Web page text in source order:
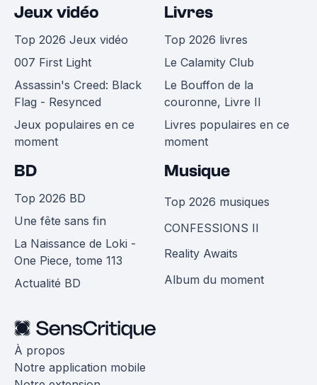
Jeux vidéo
Top 2026 Jeux vidéo
007 First Light
Assassin's Creed: Black
Flag - Resynced
Jeux populaires en ce
moment
Livres
Top 2026 livres
Le Calamity Club
Le Bouffon de la
couronne, Livre II
Livres populaires en ce
moment
BD
Top 2026 BD
Une fête sans fin
La Naissance de Loki -
One Piece, tome 113
Actualité BD
Musique
Top 2026 musiques
CONFESSIONS II
Reality Awaits
Album du moment
À propos
Notre application mobile